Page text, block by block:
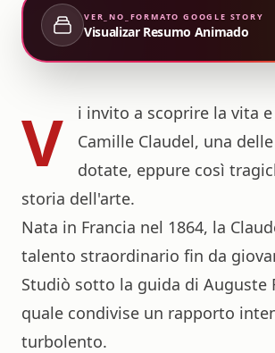
VER_NO_FORMATO GOOGLE STORY
Visualizar Resumo Animado
V
i invito a scoprire la vita
Camille Claudel, una
dotate, eppure così
storia dell'arte.
Nata in Francia nel 1864, la
talento straordinario fin da
Studiò sotto la guida di Auguste
quale condivise un rapporto
turbolento.